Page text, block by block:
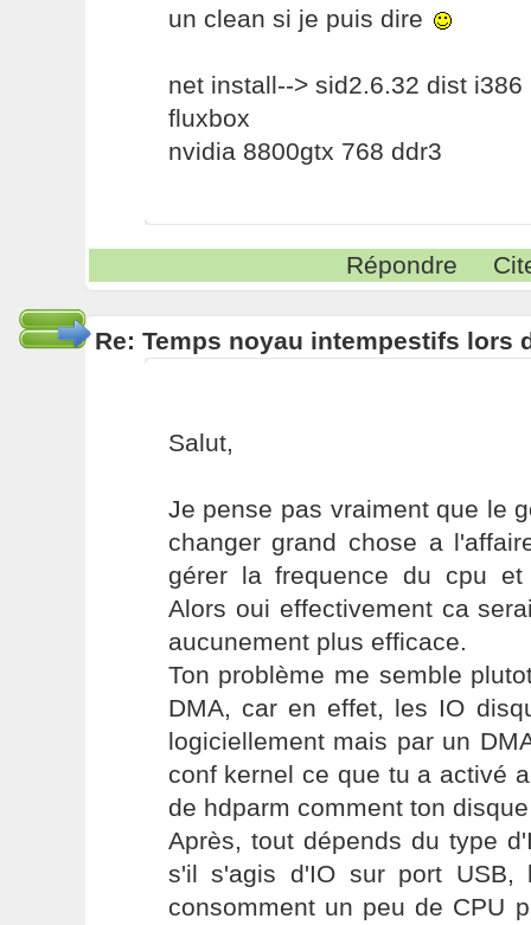
un clean si je puis dire
net install--> sid2.6.32 dist i386
fluxbox
nvidia 8800gtx 768 ddr3
Répondre
Re: Temps noyau intempestifs lors
Salut,
Je pense pas vraiment que le
changer grand chose a
gérer la frequence du cpu
Alors oui effectivement ca
aucunement plus efficace.
Ton problème me semble
DMA, car en effet, les IO
logiciellement mais par un
conf kernel ce que tu a activé
de hdparm comment ton
Après, tout dépends du type
s'il s'agis d'IO sur port USB,
consomment un peu de CPU